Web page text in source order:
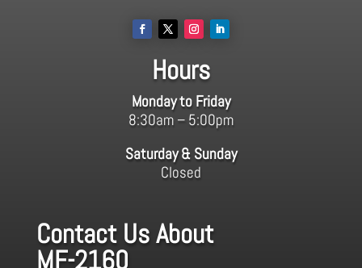
Hours
Monday to Friday
8:30am – 5:00pm
Saturday & Sunday
Closed
Contact Us About
MF-2160